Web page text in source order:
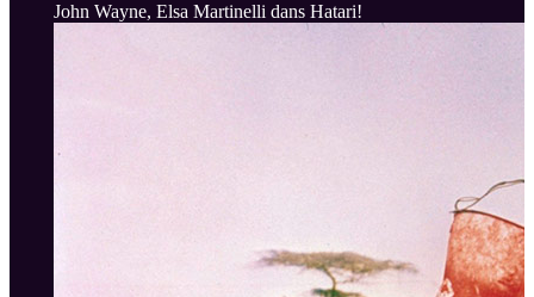
John Wayne, Elsa Martinelli dans Hatari!